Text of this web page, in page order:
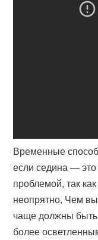
Временные
если седина —
проблемой, так
неопрятно, Чем
чаще должны быть
более